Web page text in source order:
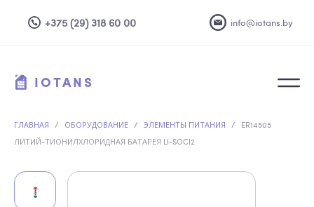
+375 (29) 318 60 00 info@iotans.by
IOTANS
ГЛАВНАЯ / ОБОРУДОВАНИЕ / ЭЛЕМЕНТЫ ПИТАНИЯ /
ER14505
ЛИТИЙ-ТИОНИЛХЛОРИДНАЯ БАТАРЕЯ LI-SOCI2